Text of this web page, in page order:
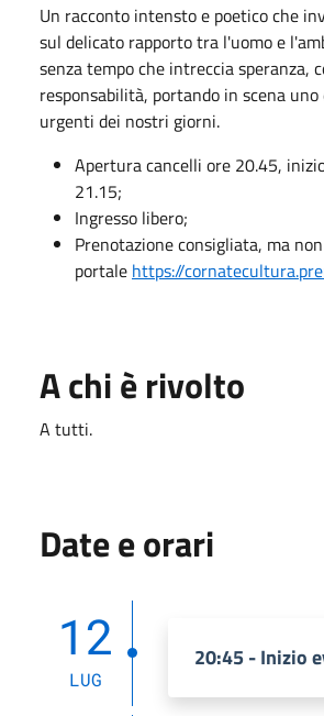
Un racconto intensto e poetico che
sul delicato rapporto tra l'uomo e
senza tempo che intreccia speranza,
responsabilità, portando in scena
urgenti dei nostri giorni.
Apertura cancelli ore 20.45,
21.15;
Ingresso libero;
Prenotazione consigliata, ma
portale https://
A chi è rivolto
A tutti.
Date e orari
12
LUG
20:45 - Inizio